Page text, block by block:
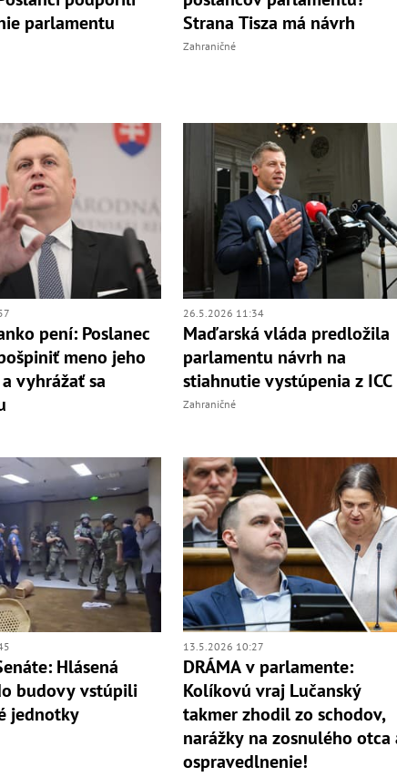
parlamentu
Strana Tisza má návrh
Zahraničné
pení: Poslanec
meno jeho
vyhrážať sa
26.5.2026 11:34
Maďarská vláda predložila
parlamentu návrh na
stiahnutie vystúpenia z ICC
Zahraničné
Hlásená
budovy vstúpili
jednotky
13.5.2026 10:27
DRÁMA v parlamente:
Kolíkovú vraj Lučanský
takmer zhodil zo schodov,
narážky na zosnulého otca
ospravedlnenie!